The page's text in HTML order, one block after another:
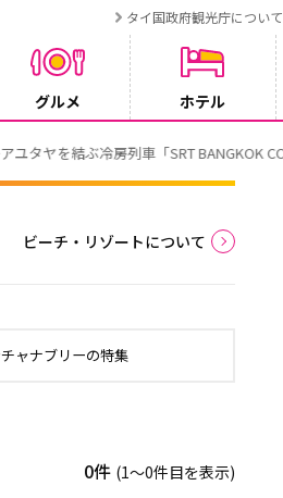
タイ国政府観光庁について
グルメ ホテル
行開始
ビーチ・リゾートについて
ャナブリーの特集
0件 (1〜0件目を表示)